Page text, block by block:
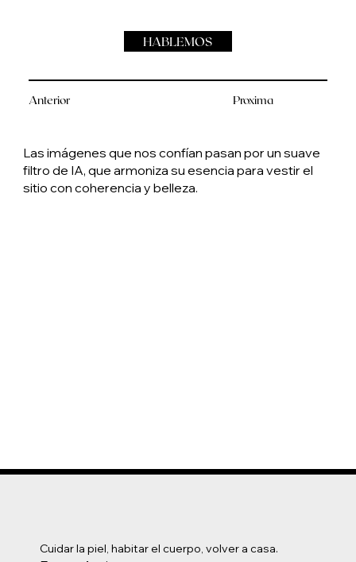
Anterior Proxima
HABLEMOS
Las imágenes que nos confían pasan por un suave
filtro de IA, que armoniza su esencia para vestir el
sitio con coherencia y belleza.
Cuidar la piel, habitar el cuerpo, volver a casa.